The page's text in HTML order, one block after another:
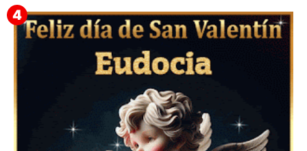
Feliz San Valentín Valeska